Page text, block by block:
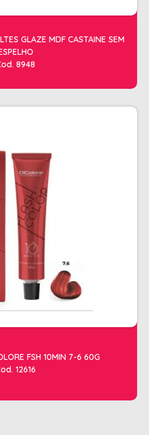
GLAZE MDF CASTAINE SEM
8948
FSH 10MIN 7-6 60G
12616